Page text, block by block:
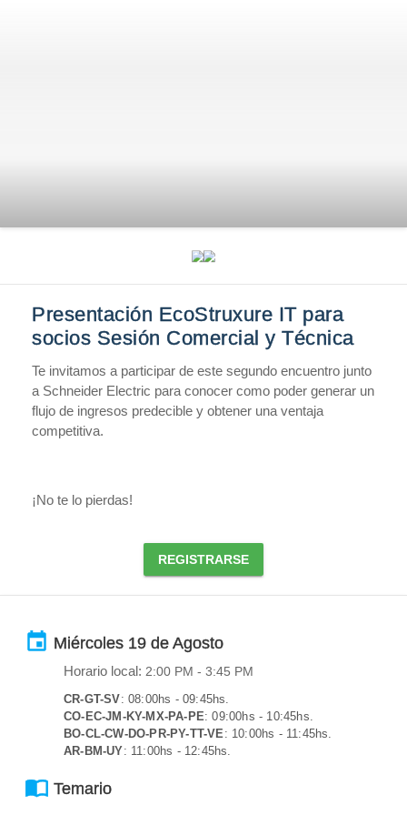
Presentación EcoStruxure IT para
socios Sesión Comercial y Técnica
Te invitamos a participar de este segundo encuentro junto
a Schneider Electric para conocer como poder generar un
flujo de ingresos predecible y obtener una ventaja
competitiva.
¡No te lo pierdas!
REGISTRARSE
event Miércoles 19 de Agosto
Horario local: 2:00 PM - 3:45 PM
CR-GT-SV: 08:00hs - 09:45hs.
CO-EC-JM-KY-MX-PA-PE: 09:00hs - 10:45hs.
BO-CL-CW-DO-PR-PY-TT-VE: 10:00hs - 11:45hs.
AR-BM-UY: 11:00hs - 12:45hs.
import_contacts Temario